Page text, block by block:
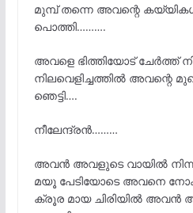
മുമ്പ് തന്നെ അവന്റെ
പൊത്തി……….
അവളെ ഭിത്തിയോട് ചേർത്ത്
നിലവെളിച്ചത്തിൽ അവന്റെ
ഞെട്ടി….
നീലേന്ദ്രൻ………
അവൻ അവളുടെ വായിൽ
മയൂ പേടിയോടെ അവനെ
ക്രൂര മായ ചിരിയിൽ അവൻ